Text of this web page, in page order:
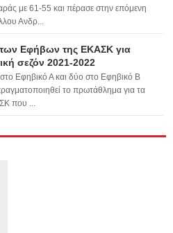
με 61-55 και πέρασε στην επόμενη
Ανδρ...
Εφήβων της ΕΚΑΣΚ για
σεζόν 2021-2022
Εφηβικό Α και δύο στο Εφηβικό Β
το πρωτάθλημα για τα
που ...